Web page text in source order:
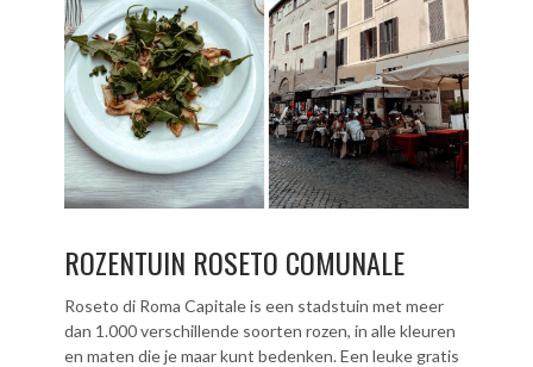
ROZENTUIN ROSETO COMUNALE
Roseto di Roma Capitale is een stadstuin met meer
dan 1.000 verschillende soorten rozen, in alle kleuren
en maten die je maar kunt bedenken. Een leuke gratis